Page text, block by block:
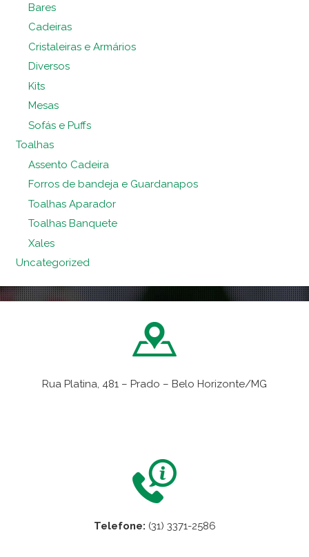
Bares
Cadeiras
Cristaleiras e Armários
Diversos
Kits
Mesas
Sofás e Puffs
Toalhas
Assento Cadeira
Forros de bandeja e Guardanapos
Toalhas Aparador
Toalhas Banquete
Xales
Uncategorized
Rua Platina, 481 – Prado – Belo Horizonte/MG
Telefone: (31) 3371-2586